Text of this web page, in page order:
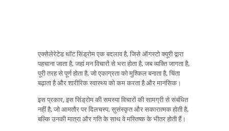
एक्सेलेरेटेड थॉट सिंड्रोम एक बदलाव है, जिसे ऑगस्टो क्यूरी द्वारा
पहचाना जाता है, जहां मन विचारों से भरा होता है, जब व्यक्ति जागता है,
पूरी तरह से पूर्ण होता है, जो एकाग्रता को मुश्किल बनाता है, चिंता
बढ़ाता है और शारीरिक स्वास्थ्य को कम करता है और मानसिक।
इस प्रकार, इस सिंड्रोम की समस्या विचारों की सामग्री से संबंधित
नहीं है, जो आमतौर पर दिलचस्प, सुसंस्कृत और सकारात्मक होती है,
बल्कि उनकी मात्रा और गति के साथ वे मस्तिष्क के भीतर होती हैं।